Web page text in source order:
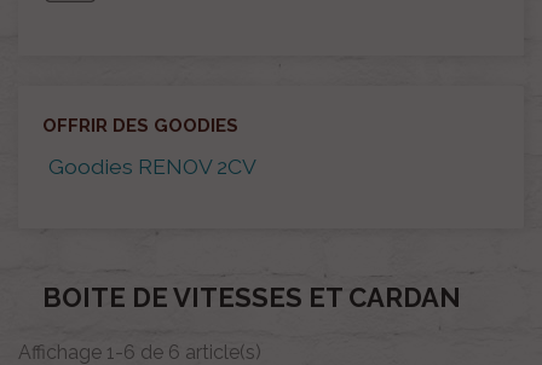
OFFRIR DES GOODIES
Goodies RENOV 2CV
BOITE DE VITESSES ET CARDAN
Affichage 1-6 de 6 article(s)